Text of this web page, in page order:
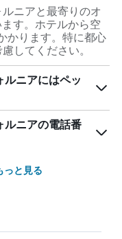
ニアと最寄りのオ
す。ホテルから空
かります。特に都心
してください。
ニアにはペッ
ルニアの電話番
っと見る